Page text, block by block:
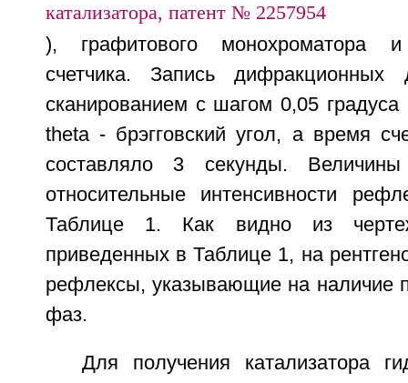
), графитового монохроматора и
счетчика. Запись дифракционных
сканированием с шагом 0,05
theta - брэгговский угол, а время
составляло 3 секунды.
относительные интенсивности
Таблице 1. Как видно из
приведенных в Таблице 1, на
рефлексы, указывающие на наличие
фаз.
Для получения катализатора